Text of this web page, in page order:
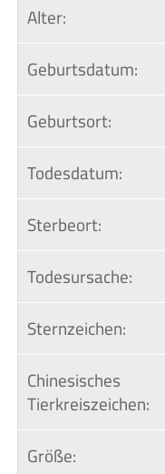
Alter:
Geburtsdatum:
Geburtsort:
Todesdatum:
Sterbeort:
Todesursache:
Sternzeichen:
Chinesisches
Tierkreiszeichen:
Größe: